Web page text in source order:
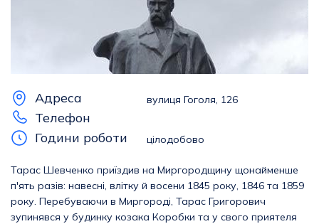
Адреса вулиця Гоголя, 126
Телефон
Години роботи
цілодобово
Тарас Шевченко приїздив на Миргородщину щонайменше
п'ять разів: навесні, влітку й восени 1845 року, 1846 та 1859
року. Перебуваючи в Миргороді, Тарас Григорович
зупинявся у будинку козака Коробки та у свого приятеля